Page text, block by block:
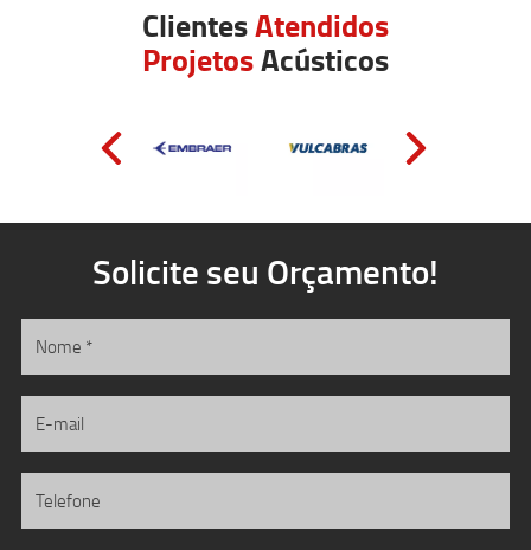
ClientesAtendidos
ProjetosAcústicos
Solicite seu Orçamento!